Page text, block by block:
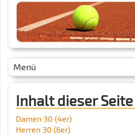
Menü
Inhalt dieser Seite
Damen 30 (4er)
Herren 30 (6er)